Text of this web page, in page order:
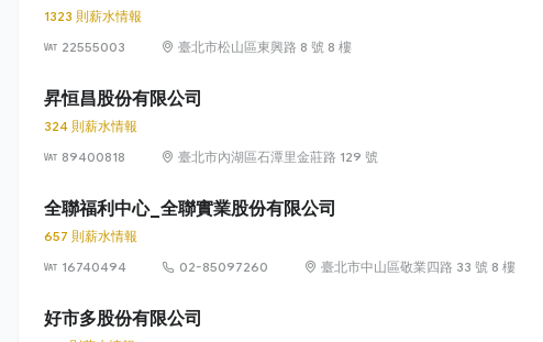
1323 則薪水情報
22555003
臺北市松山區東興路 8 號 8 樓
昇恒昌股份有限公司
324 則薪水情報
89400818
臺北市內湖區石潭里金莊路 129 號
全聯福利中心_全聯實業股份有限公司
657 則薪水情報
16740494
02-85097260 臺北市中山區敬業四路 33 號 8 樓
好市多股份有限公司